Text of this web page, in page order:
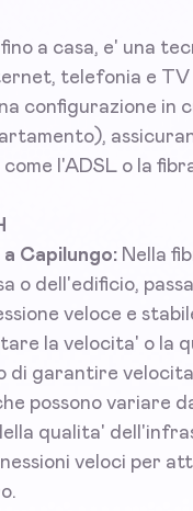
a casa, e' una
telefonia e
configurazione in
l'ADSL o la
Capilungo: Nella
o dell'edificio,
veloce e
la velocita' o la
di garantire
possono variare
qualita'
veloci per